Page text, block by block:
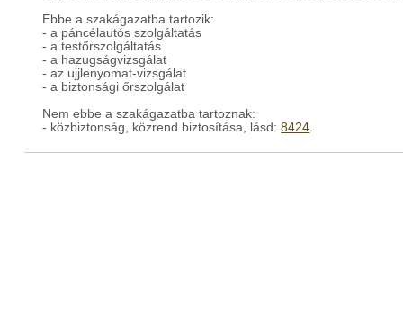
Ebbe a szakágazatba tartozik:
- a páncélautós szolgáltatás
- a testőrszolgáltatás
- a hazugságvizsgálat
- az ujjlenyomat-vizsgálat
- a biztonsági őrszolgálat
Nem ebbe a szakágazatba tartoznak:
- közbiztonság, közrend biztosítása, lásd:8424.